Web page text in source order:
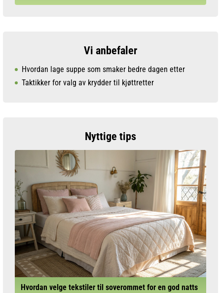
Vi anbefaler
Hvordan lage suppe som smaker bedre dagen etter
Taktikker for valg av krydder til kjøttretter
Nyttige tips
Hvordan velge tekstiler til soverommet for en god natts